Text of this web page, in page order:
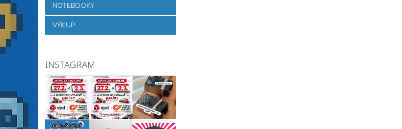
NOTEBOOKY
VÝKUP
INSTAGRAM